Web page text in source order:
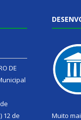
DE
12 de Muito